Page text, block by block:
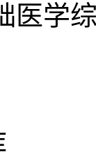
医学